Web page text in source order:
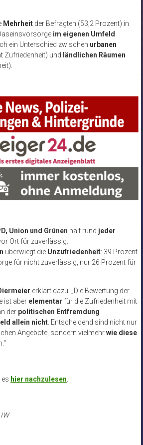
Mehrheitder Befragten (53,2 Prozent) in
im eigenen Umfeld
ein Unterschied zwischen urbanen
Zufriedenheit) und ländlichen Räumen
Union und Grünen hält rund jeder
Ort für zuverlässig.
überwiegt die Unzufriedenheit: 39 Prozent
für nicht zuverlässig, nur 26 Prozent für
erklärt dazu: „Die Bewertung der
ist aber elementar für die Zufriedenheit mit
der politischen Entfremdung
allein nicht. Entscheidend sind nicht nur
Angebote, sondern vielmehrwie diese
es hier nachzulesen